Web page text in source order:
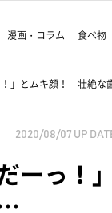
漫画・コラム 食べ物
」とムキ顔！ 壮絶な
2020/08/07 UP
っ！」